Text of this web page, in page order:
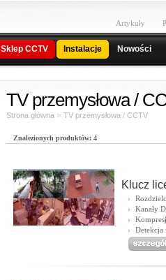
Artykuły
Sklep CCTV Instalacje Nowości
TV przemysłowa /
Strona główna » TV przemysłowa / CCTV
Znalezionych produktów: 4
Klucz
Kanały
Detekcja